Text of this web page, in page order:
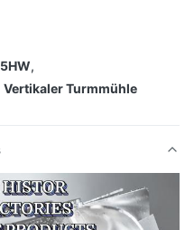
,
Vertikaler Turmmühle